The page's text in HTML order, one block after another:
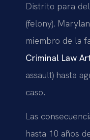
Distrito para
(felony).
miembro de la
Criminal Law
assault) hasta
caso.
Las
hasta 10 años